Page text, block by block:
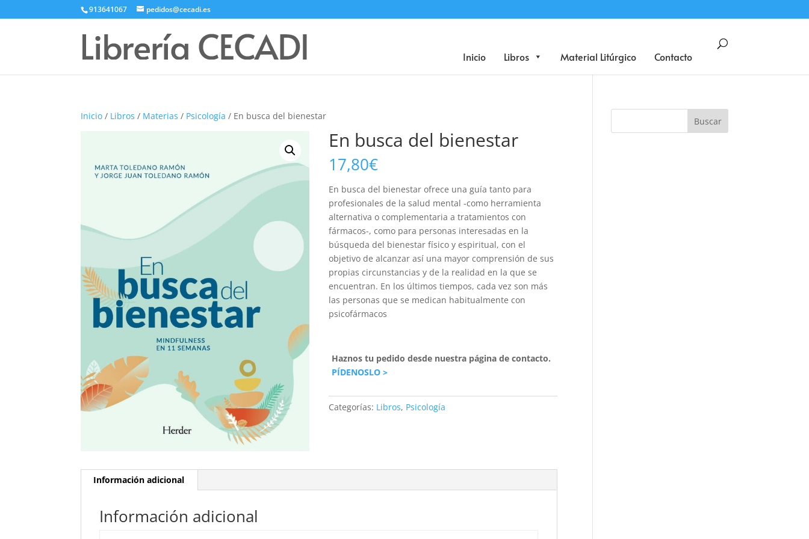
913641067 pedidos@cecadi.es
Inicio Libros Material Litúrgico Contacto
Búsqueda
Inicio / Libros / Materias / Psicología / En busca del bienestar
En busca del bienestar
17,80€
En busca del bienestar ofrece una guía tanto para
profesionales de la salud mental -como herramienta
alternativa o complementaria a tratamientos con
fármacos-, como para personas interesadas en la
búsqueda del bienestar físico y espiritual, con el
objetivo de alcanzar así una mayor comprensión de sus
propias circunstancias y de la realidad en la que se
encuentran. En los últimos tiempos, cada vez son más
las personas que se medican habitualmente con
psicofármacos
Haznos tu pedido desde nuestra página de contacto.
PÍDENOSLO >
Categorías: Libros, Psicología
Información adicional
Información adicional